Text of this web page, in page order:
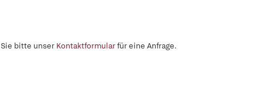
Sie bitte unser Kontaktformularfür eine Anfrage.